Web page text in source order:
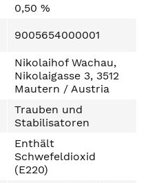
0,50 %
9005654000001
Nikolaihof Wachau,
Nikolaigasse 3, 3512
Mautern / Austria
Trauben und
Stabilisatoren
Enthält
Schwefeldioxid
(E220)